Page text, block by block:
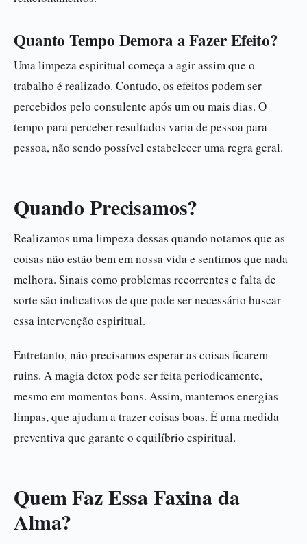
Quanto Tempo Demora a Fazer Efeito?
Uma limpeza espiritual começa a agir assim que o
trabalho é realizado. Contudo, os efeitos podem ser
percebidos pelo consulente após um ou mais dias. O
tempo para perceber resultados varia de pessoa para
pessoa, não sendo possível estabelecer uma regra geral.
Quando Precisamos?
Realizamos uma limpeza dessas quando notamos que as
coisas não estão bem em nossa vida e sentimos que nada
melhora. Sinais como problemas recorrentes e falta de
sorte são indicativos de que pode ser necessário buscar
essa intervenção espiritual.
Entretanto, não precisamos esperar as coisas ficarem
ruins. A magia detox pode ser feita periodicamente,
mesmo em momentos bons. Assim, mantemos energias
limpas, que ajudam a trazer coisas boas. É uma medida
preventiva que garante o equilíbrio espiritual.
Quem Faz Essa Faxina da
Alma?